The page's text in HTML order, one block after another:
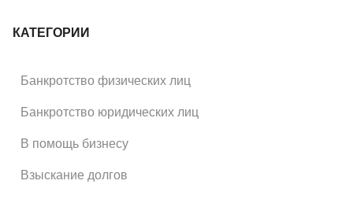
КАТЕГОРИИ
Банкротство физических лиц
Банкротство юридических лиц
В помощь бизнесу
Взыскание долгов